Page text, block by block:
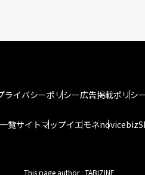
ライバシーポリシー広告掲載ポリシ
覧サイトマップイエモネnovice
This page author : TABIZINE